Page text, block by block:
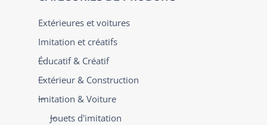
Extérieures et voitures
Imitation et créatifs
Éducatif & Créatif
Extérieur & Construction
Imitation & Voiture
Jouets d'imitation